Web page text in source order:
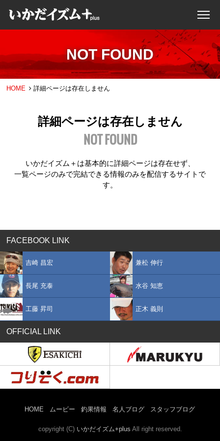
NOT FOUND
HOME 詳細ページは存在しません
詳細ページは存在しません
NOT FOUND
いかだイズム＋は基本的に詳細ページは存在せず、
一覧ページのみで完結できる情報のみを配信するサイトで
す。
FACEBOOK LINK
吉崎 昌宏 兼松 伸行
長尾 充泰 水谷 知恵
工藤 昇司 正木 義則
OFFICIAL LINK
HOME ムービー 釣果情報 名人ブログ スタッフブログ
copyright (C) いかだイズム+plus All right reserved.